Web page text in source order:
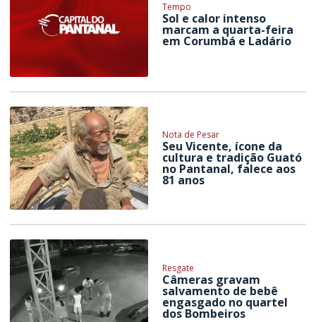
Tempo
Sol e calor intenso
marcam a quarta-feira
em Corumbá e Ladário
Nota de Pesar
Seu Vicente, ícone da
cultura e tradição Guató
no Pantanal, falece aos
81 anos
Resgate
Câmeras gravam
salvamento de bebê
engasgado no quartel
dos Bombeiros